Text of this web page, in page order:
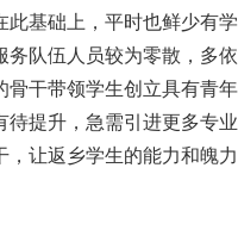
基础上，平时也鲜少有
务队伍人员较为零散，多
干带领学生创立具有青
提升，急需引进更多专
让返乡学生的能力和魄